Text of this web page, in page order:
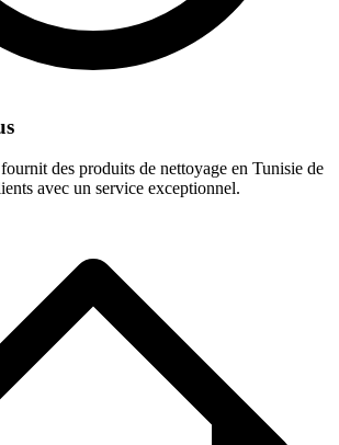
des produits de nettoyage en Tunisie de
avec un service exceptionnel.